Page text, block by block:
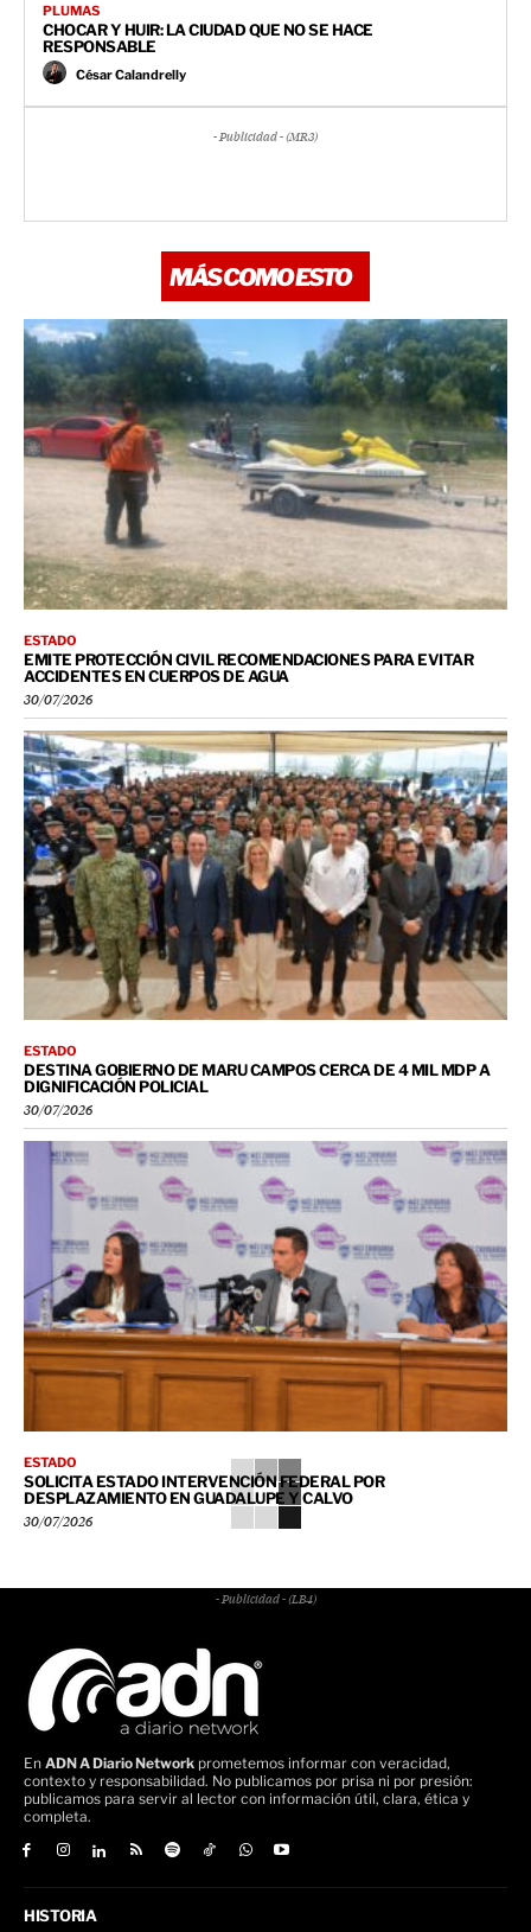
PLUMAS
CHOCAR Y HUIR: LA CIUDAD QUE NO SE HACE
RESPONSABLE
César Calandrelly
- Publicidad - (MR3)
MÁS COMO ESTO
ESTADO
EMITE PROTECCIÓN CIVIL RECOMENDACIONES PARA EVITAR
ACCIDENTES EN CUERPOS DE AGUA
30/07/2026
ESTADO
DESTINA GOBIERNO DE MARU CAMPOS CERCA DE 4 MIL MDP A
DIGNIFICACIÓN POLICIAL
30/07/2026
ESTADO
SOLICITA ESTADO INTERVENCIÓN FEDERAL POR
DESPLAZAMIENTO EN GUADALUPE Y CALVO
30/07/2026
- Publicidad - (LB4)
En ADN A Diario Network prometemos informar con veracidad,
contexto y responsabilidad. No publicamos por prisa ni por presión:
publicamos para servir al lector con información útil, clara, ética y
completa.
HISTORIA